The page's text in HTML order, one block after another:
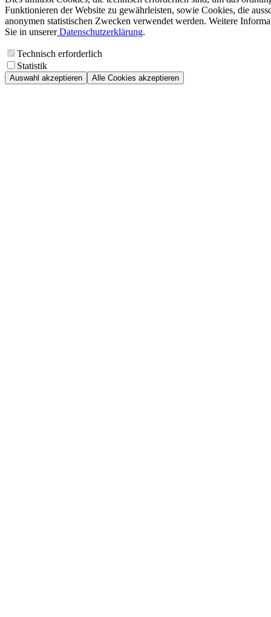
Funktionieren der Website zu gewährleisten, sowie Cookies, die
anonymen statistischen Zwecken verwendet werden. Weitere
Sie in unsererDatenschutzerklärung.
Technisch erforderlich
Statistik
Auswahl akzeptieren Alle Cookies akzeptieren